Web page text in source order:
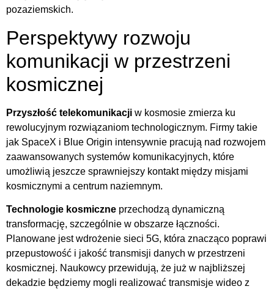
pozaziemskich.
Perspektywy rozwoju
komunikacji w przestrzeni
kosmicznej
Przyszłość telekomunikacji w kosmosie zmierza ku
rewolucyjnym rozwiązaniom technologicznym. Firmy takie
jak SpaceX i Blue Origin intensywnie pracują nad rozwojem
zaawansowanych systemów komunikacyjnych, które
umożliwią jeszcze sprawniejszy kontakt między misjami
kosmicznymi a centrum naziemnym.
Technologie kosmiczne przechodzą dynamiczną
transformację, szczególnie w obszarze łączności.
Planowane jest wdrożenie sieci 5G, która znacząco poprawi
przepustowość i jakość transmisji danych w przestrzeni
kosmicznej. Naukowcy przewidują, że już w najbliższej
dekadzie będziemy mogli realizować transmisje wideo z